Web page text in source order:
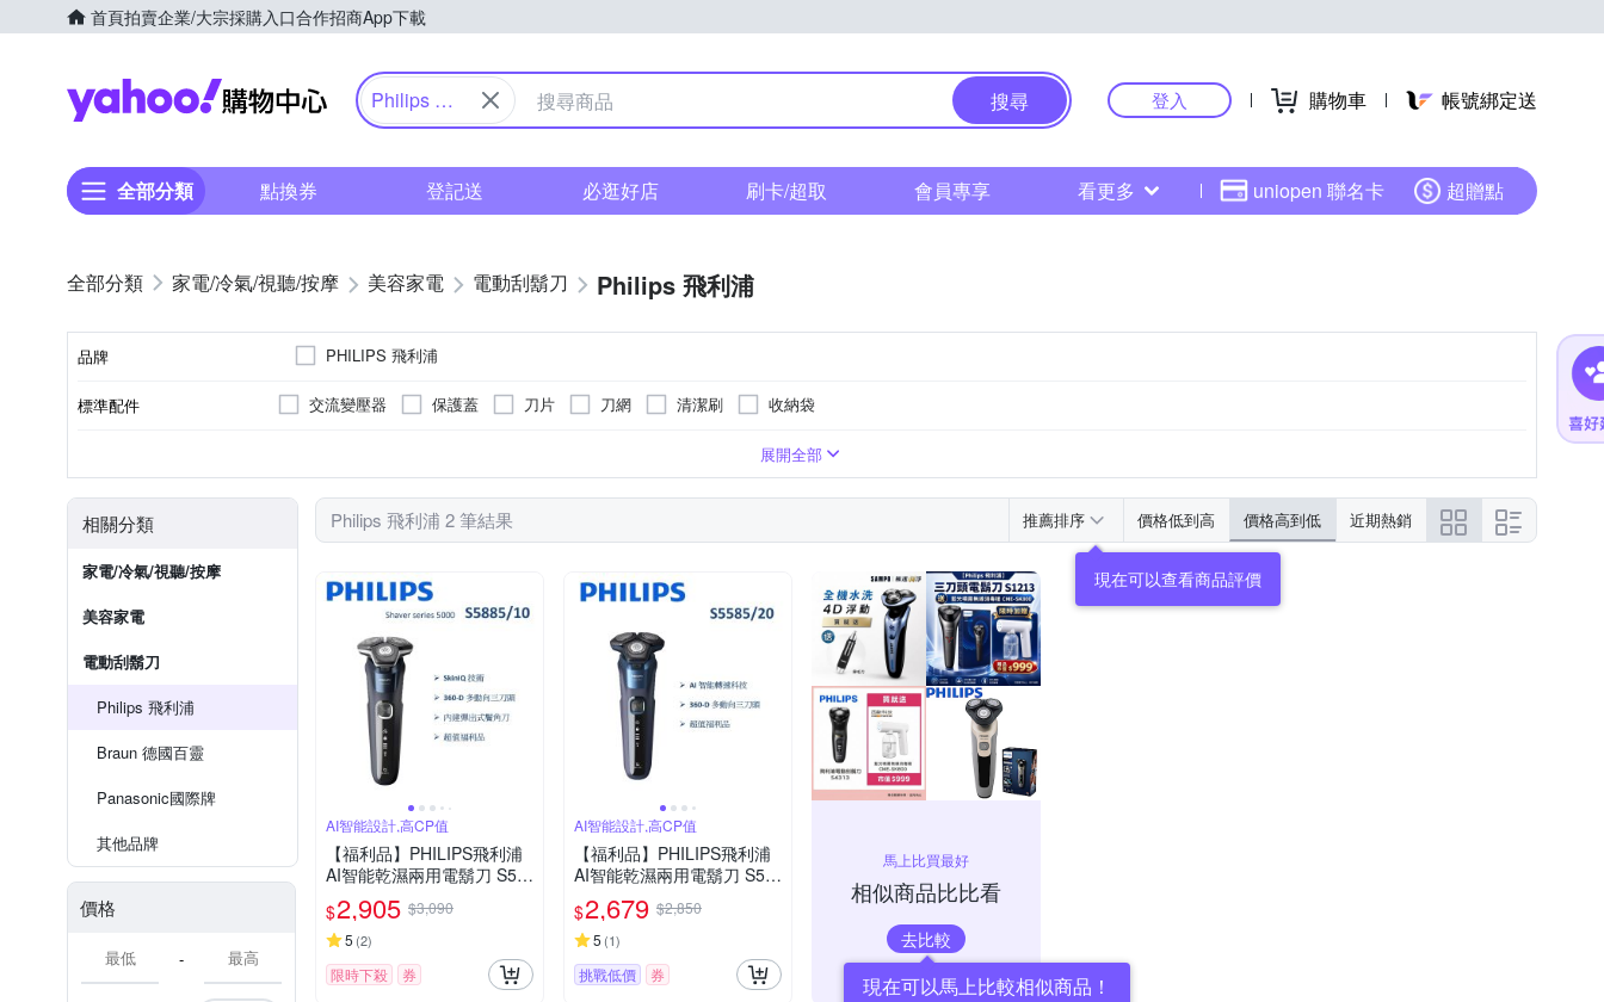
首頁拍賣企業/大宗採購入口合作招商App下載
Yahoo購物中心
Philips 飛
搜尋 登入 購物車 帳號綁定送
全部分類 點換券 登記送 必逛好店 刷卡/超取 會員專享 看更多 uniopen 聯名卡 超贈點
家電/冷氣/視聽/按摩 美容家電 電動刮鬍刀 Philips 飛利浦
品牌 PHILIPS 飛利浦
標準配件 交流變壓器 保護蓋 刀片 刀網 清潔刷 收納袋
展開全部
相關分類
家電/冷氣/視聽/按摩
美容家電
電動刮鬍刀
Philips 飛利浦
Braun 德國百靈
Panasonic國際牌
其他品牌
價格
-
Philips 飛利浦 2 筆結果 推薦排序 價格低到高 價格高到低 近期熱銷
現在可以查看商品評價
AI智能設計,高CP值
【福利品】PHILIPS飛利浦
AI智能乾濕兩用電鬍刀 S58
85/10 (一年保固)
$2,905 $3,090
5 (2)
限時下殺 券
AI智能設計,高CP值
【福利品】PHILIPS飛利浦
AI智能乾濕兩用電鬍刀 S55
85/20 (一年保固)
$2,679 $2,850
5 (1)
挑戰低價 券
馬上比買最好
相似商品比比看
去比較
現在可以馬上比較相似商品！